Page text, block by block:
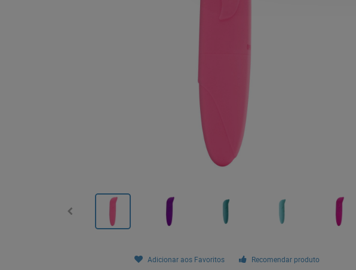
Adicionar aos Favoritos Recomendar produto